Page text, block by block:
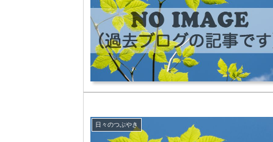
日々のつぶやき